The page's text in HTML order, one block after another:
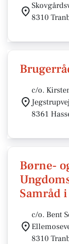
8310
c/o.
8361
Børne-
Samråd
c/o. Bent
8310